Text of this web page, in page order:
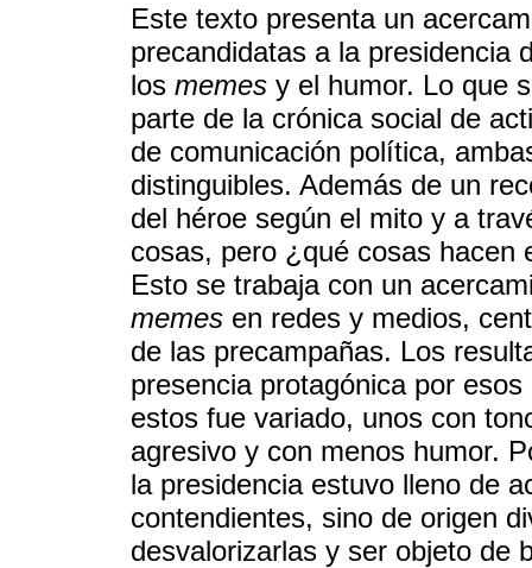
Este texto presenta un
precandidatas a la presidencia
los memes y el humor. Lo que
parte de la crónica social de
de comunicación política,
distinguibles. Además de un
del héroe según el mito y a
cosas, pero ¿qué cosas hacen
Esto se trabaja con un
memes en redes y medios,
de las precampañas. Los
presencia protagónica por
estos fue variado, unos con
agresivo y con menos humor.
la presidencia estuvo lleno de
contendientes, sino de origen
desvalorizarlas y ser objeto de